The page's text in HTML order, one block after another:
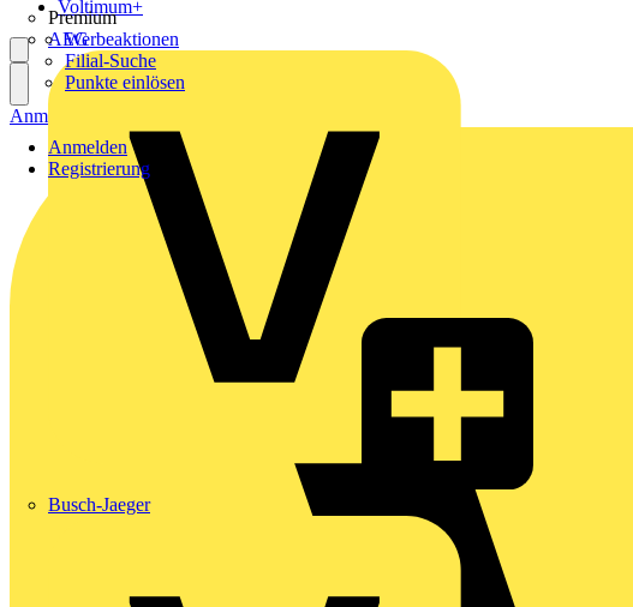
Premium
AEG
Busch-Jaeger
Voltimum+
Werbeaktionen
Filial-Suche
Punkte einlösen
Anmelden
Registrierung
Anmelden